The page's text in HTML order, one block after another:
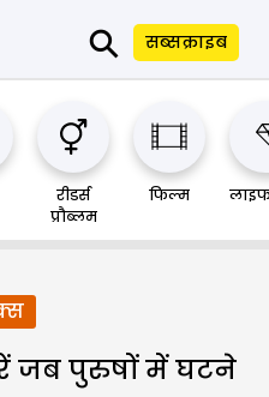
⚲ सब्सक्राइब
रीडर्स
प्रौब्लम
फिल्म
जब पुरुषों में घटने